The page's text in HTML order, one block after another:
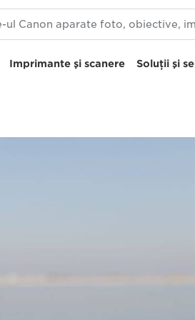
Imprimante şi scanere Soluţii şi